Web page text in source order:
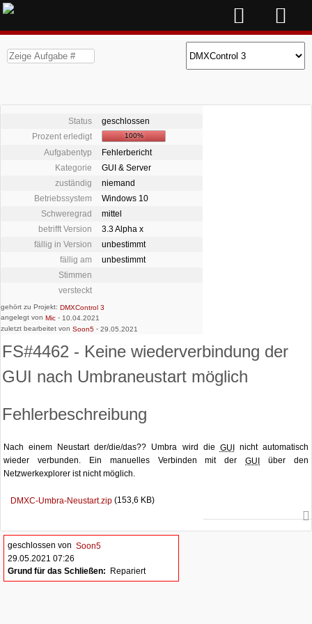
Status
geschlossen
Prozent erledigt
100%
Aufgabentyp
Fehlerbericht
Kategorie
GUI & Server
zuständig
niemand
Betriebssystem
Windows 10
Schweregrad
mittel
betrifft Version
3.3 Alpha x
fällig in Version
unbestimmt
fällig am
unbestimmt
Stimmen
versteckt
gehört zu Projekt: DMXControl 3
angelegt von Mic - 10.04.2021
zuletzt bearbeitet von Soon5 - 29.05.2021
FS#4462 - Keine wiederverbindung der
GUI nach Umbraneustart möglich
Fehlerbeschreibung
Nach einem Neustart der/die/das?? Umbra wird die GUI nicht automatisch
wieder verbunden. Ein manuelles Verbinden mit derGUI über den
Netzwerkexplorer ist nicht möglich.
DMXC-Umbra-Neustart.zip (153,6 KB)
geschlossen von Soon5
29.05.2021 07:26
Grund für das Schließen: Repariert